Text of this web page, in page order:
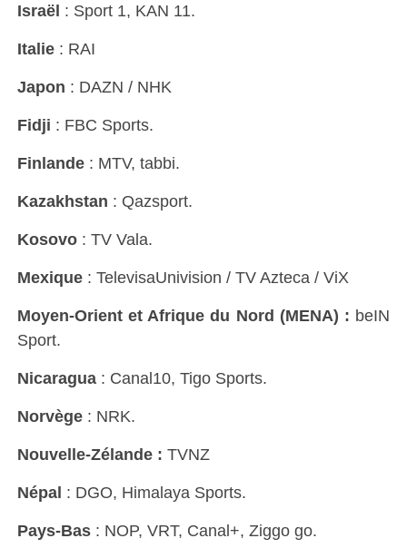
Israël : Sport 1, KAN 11.
Italie : RAI
Japon : DAZN / NHK
Fidji : FBC Sports.
Finlande : MTV, tabbi.
Kazakhstan : Qazsport.
Kosovo : TV Vala.
Mexique : TelevisaUnivision / TV Azteca / ViX
Moyen-Orient et Afrique du Nord (MENA) : beIN
Sport.
Nicaragua : Canal10, Tigo Sports.
Norvège : NRK.
Nouvelle-Zélande : TVNZ
Népal : DGO, Himalaya Sports.
Pays-Bas : NOP, VRT, Canal+, Ziggo go.